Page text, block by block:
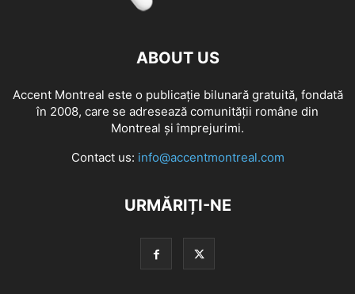
ABOUT US
Accent Montreal este o publicație bilunară gratuită, fondată
în 2008, care se adresează comunităţii române din
Montreal şi împrejurimi.
Contact us: info@accentmontreal.com
URMĂRIȚI-NE